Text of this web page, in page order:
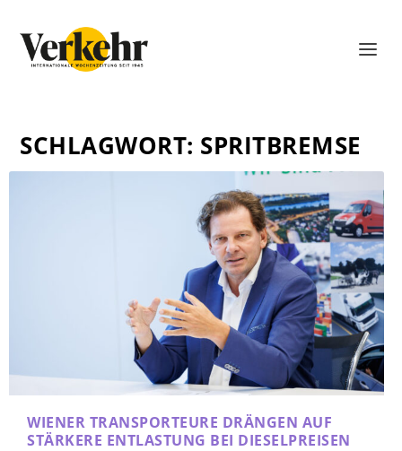
SCHLAGWORT: SPRITBREMSE
WIENER TRANSPORTEURE DRÄNGEN AUF
STÄRKERE ENTLASTUNG BEI DIESELPREISEN